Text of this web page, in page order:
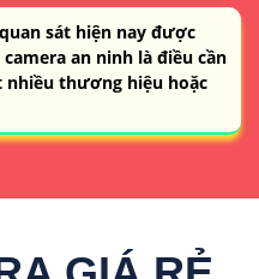
sát hiện nay được
an ninh là điều cần
nhiều thương hiệu hoặc